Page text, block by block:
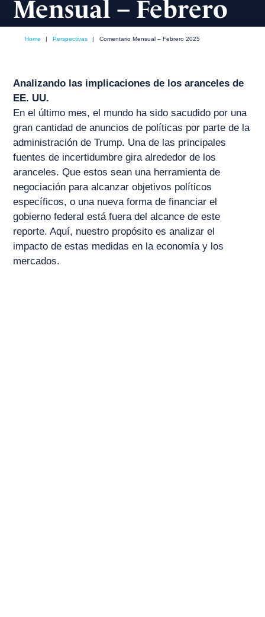
Mensual – Febrero
2025
Home | Perspectivas | Comentario Mensual – Febrero 2025
Analizando las implicaciones de los aranceles de
EE. UU.
En el último mes, el mundo ha sido sacudido por una
gran cantidad de anuncios de políticas por parte de la
administración de Trump. Una de las principales
fuentes de incertidumbre gira alrededor de los
aranceles. Que estos sean una herramienta de
negociación para alcanzar objetivos políticos
específicos, o una nueva forma de financiar el
gobierno federal está fuera del alcance de este
reporte. Aquí, nuestro propósito es analizar el
impacto de estas medidas en la economía y los
mercados.